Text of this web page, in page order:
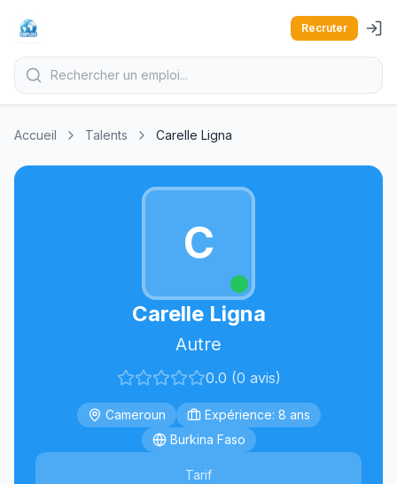
Recruter
Accueil Talents Carelle Ligna
C
Carelle Ligna
Autre
0.0 (0 avis)
Cameroun
Expérience: 8 ans
Burkina Faso
Tarif